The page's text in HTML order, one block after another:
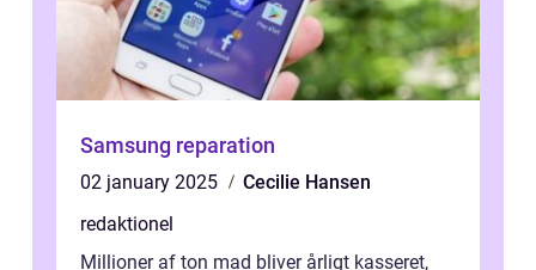
Samsung reparation
02 january 2025
Cecilie Hansen
redaktionel
Millioner af ton mad bliver årligt kasseret,